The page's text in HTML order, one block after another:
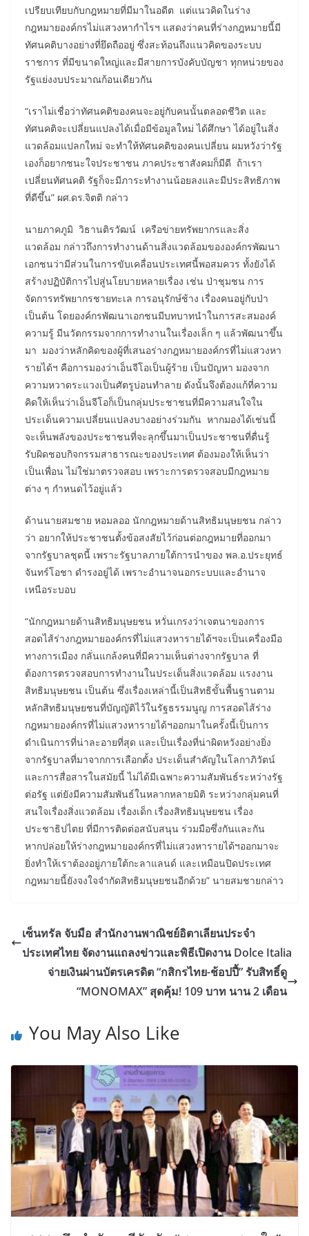
เปรียบเทียบกับกฎหมายที่มีมาในอดีต แต่แนวคิดในร่าง
กฎหมายองค์กรไม่แสวงหากำไรฯ แสดงว่าคนที่ร่างกฎหมายนี้มี
ทัศนคติบางอย่างที่ยึดถืออยู่ ซึ่งสะท้อนถึงแนวคิดของระบบ
ราชการ ที่มีขนาดใหญ่และมีสายการบังคับบัญชา ทุกหน่วยของ
รัฐแย่งงบประมาณก้อนเดียวกัน
“เราไม่เชื่อว่าทัศนคติของคนจะอยู่กับคนนั้นตลอดชีวิต และ
ทัศนคติจะเปลี่ยนแปลงได้เมื่อมีข้อมูลใหม่ ได้ศึกษา ได้อยู่ในสิ่ง
แวดล้อมแปลกใหม่ จะทำให้ทัศนคติของคนเปลี่ยน ผมหวังว่ารัฐ
เองก็อยากชนะใจประชาชน ภาคประชาสังคมก็มีดี ถ้าเรา
เปลี่ยนทัศนคติ รัฐก็จะมีภาระทำงานน้อยลงและมีประสิทธิภาพ
ที่ดีขึ้น” ผศ.ดร.จิตติ กล่าว
นายภาคภูมิ วิธานติรวัฒน์ เครือข่ายทรัพยากรและสิ่ง
แวดล้อม กล่าวถึงการทำงานด้านสิ่งแวดล้อมขององค์กรพัฒนา
เอกชนว่ามีส่วนในการขับเคลื่อนประเทศนี้พอสมควร ทั้งยังได้
สร้างปฏิบัติการไปสู่นโยบายหลายเรื่อง เช่น ป่าชุมชน การ
จัดการทรัพยากรชายทะเล การอนุรักษ์ช้าง เรื่องคนอยู่กับป่า
เป็นต้น โดยองค์กรพัฒนาเอกชนมีบทบาทนำในการสะสมองค์
ความรู้ มีนวัตกรรมจากการทำงานในเรื่องเล็ก ๆ แล้วพัฒนาขึ้น
มา มองว่าหลักคิดของผู้ที่เสนอร่างกฎหมายองค์กรที่ไม่แสวงหา
รายได้ฯ คือการมองว่าเอ็นจีโอเป็นผู้ร้าย เป็นปัญหา มองจาก
ความหวาดระแวงเป็นศัตรูบ่อนทำลาย ดังนั้นจึงต้องแก้ที่ความ
คิดให้เห็นว่าเอ็นจีโอก็เป็นกลุ่มประชาชนที่มีความสนใจใน
ประเด็นความเปลี่ยนแปลงบางอย่างร่วมกัน หากมองได้เช่นนี้
จะเห็นพลังของประชาชนที่จะลุกขึ้นมาเป็นประชาชนที่ตื่นรู้
รับผิดชอบกิจกรรมสาธารณะของประเทศ ต้องมองให้เห็นว่า
เป็นเพื่อน ไม่ใช่มาตรวจสอบ เพราะการตรวจสอบมีกฎหมาย
ต่าง ๆ กำหนดไว้อยู่แล้ว
ด้านนายสมชาย หอมลออ นักกฎหมายด้านสิทธิมนุษยชน กล่าว
ว่า อยากให้ประชาชนตั้งข้อสงสัยไว้ก่อนต่อกฎหมายที่ออกมา
จากรัฐบาลชุดนี้ เพราะรัฐบาลภายใต้การนำของ พล.อ.ประยุทธ์
จันทร์โอชา ดำรงอยู่ได้ เพราะอำนาจนอกระบบและอำนาจ
เหนือระบอบ
“นักกฎหมายด้านสิทธิมนุษยชน หวั่นเกรงว่าเจตนาของการ
สอดไส้ร่างกฎหมายองค์กรที่ไม่แสวงหารายได้ฯจะเป็นเครื่องมือ
ทางการเมือง กลั่นแกล้งคนที่มีความเห็นต่างจากรัฐบาล ที่
ต้องการตรวจสอบการทำงานในประเด็นสิ่งแวดล้อม แรงงาน
สิทธิมนุษยชน เป็นต้น ซึ่งเรื่องเหล่านี้เป็นสิทธิขั้นพื้นฐานตาม
หลักสิทธิมนุษยชนที่บัญญัติไว้ในรัฐธรรมนูญ การสอดไส้ร่าง
กฎหมายองค์กรที่ไม่แสวงหารายได้ฯออกมาในครั้งนี้เป็นการ
ดำเนินการที่น่าละอายที่สุด และเป็นเรื่องที่น่าผิดหวังอย่างยิ่ง
จากรัฐบาลที่มาจากการเลือกตั้ง ประเด็นสำคัญในโลกาภิวัตน์
และการสื่อสารในสมัยนี้ ไม่ได้มีเฉพาะความสัมพันธ์ระหว่างรัฐ
ต่อรัฐ แต่ยังมีความสัมพันธ์ในหลากหลายมิติ ระหว่างกลุ่มคนที่
สนใจเรื่องสิ่งแวดล้อม เรื่องเด็ก เรื่องสิทธิมนุษยชน เรื่อง
ประชาธิปไตย ที่มีการติดต่อสนับสนุน ร่วมมือซึ่งกันและกัน
หากปล่อยให้ร่างกฎหมายองค์กรที่ไม่แสวงหารายได้ฯออกมาจะ
ยิ่งทำให้เราต้องอยู่ภายใต้กะลาแลนด์ และเหมือนปิดประเทศ
กฎหมายนี้ยังจงใจจำกัดสิทธิมนุษยชนอีกด้วย” นายสมชายกล่าว
เซ็นทรัล จับมือ สำนักงานพาณิชย์อิตาเลียนประจำ
ประเทศไทย จัดงานแถลงข่าวและพิธีเปิดงาน Dolce Italia
จ่ายเงินผ่านบัตรเครดิต “กสิกรไทย-ช้อปปี้” รับสิทธิ์ดู
“MONOMAX” สุดคุ้ม! 109 บาท นาน 2 เดือน
You May Also Like